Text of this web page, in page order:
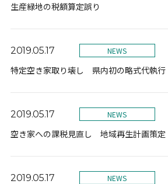
生産緑地の税額算定誤り
2019.05.17 NEWS
特定空き家取り壊し 県内初の略式代執行
2019.05.17 NEWS
空き家への課税見直し 地域再生計画策定
2019.05.17 NEWS